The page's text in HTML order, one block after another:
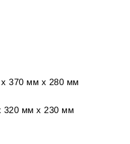
x370 мм x 280 мм
320 мм x 230 мм